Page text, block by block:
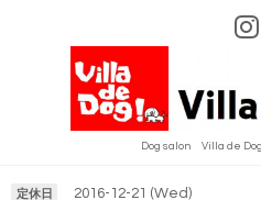
Dog salon Villa de
定休日 2016-12-21 (Wed)